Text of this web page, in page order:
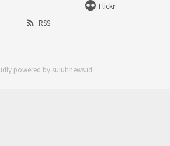
Flickr
RSS
powered by suluhnews.id